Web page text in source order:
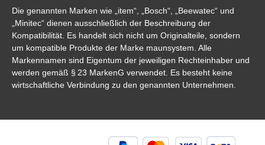
Die genannten Marken wie „item“, „Bosch“, „Beewatec“ und
„Minitec“ dienen ausschließlich der Beschreibung der
Kompatibilität. Es handelt sich nicht um Originalteile, sondern
um kompatible Produkte der Marke maunsystem. Alle
Markennamen sind Eigentum der jeweiligen Rechteinhaber und
werden gemäß § 23 MarkenG verwendet. Es besteht keine
wirtschaftliche Verbindung zu den genannten Unternehmen.